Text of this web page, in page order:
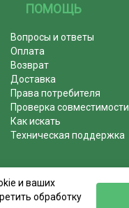
ПОМОЩЬ
Вопросы и ответы
Оплата
Возврат
Доставка
Права потребителя
Проверка совместимости
Как искать
Техническая поддержка
и ваших
обработку